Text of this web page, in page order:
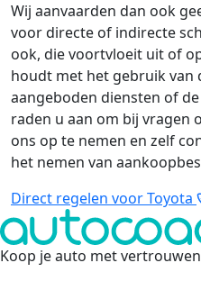
Wij aanvaarden dan ook
voor directe of indirecte
ook, die voortvloeit uit of
houdt met het gebruik van
aangeboden diensten of
raden u aan om bij vragen
ons op te nemen en zelf
het nemen van
Direct regelen voor Toyota
Koop je auto met vertrouwen